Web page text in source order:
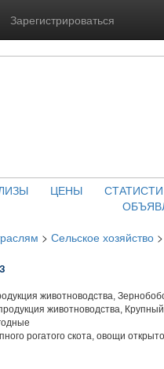
Зарегистрироваться
ЦЕНЫ
> Сельское хозяйство
животноводства,
животноводства, Крупный
рогатого скота, овощи